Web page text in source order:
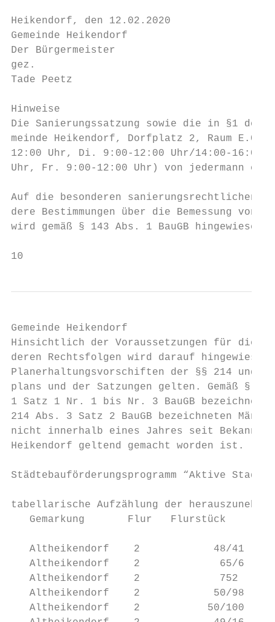
Heikendorf, den 12.02.2020
Gemeinde Heikendorf
Der Bürgermeister
gez.
Tade Peetz
Hinweise
Die Sanierungssatzung sowie die in §1 der
meinde Heikendorf, Dorfplatz 2, Raum
12:00 Uhr, Di. 9:00-12:00 Uhr/14:00-16:00
Uhr, Fr. 9:00-12:00 Uhr) von jedermann
Auf die besonderen sanierungsrechtlichen
dere Bestimmungen über die Bemessung
wird gemäß § 143 Abs. 1 BauGB hingewiesen.
10
Gemeinde Heikendorf
Hinsichtlich der Voraussetzungen für die
deren Rechtsfolgen wird darauf
Planerhaltungsvorschiften der §§ 214 und
plans und der Satzungen gelten. Gemäß §
1 Satz 1 Nr. 1 bis Nr. 3 BauGB
214 Abs. 3 Satz 2 BauGB bezeichneten
nicht innerhalb eines Jahres seit
Heikendorf geltend gemacht worden ist.
Städtebauförderungsprogramm “Aktive
tabellarische Aufzählung der
Gemarkung       Flur   Flurstück
Altheikendorf    2            48/41
Altheikendorf    2             65/6
Altheikendorf    2             752
Altheikendorf    2            50/98
Altheikendorf    2           50/100